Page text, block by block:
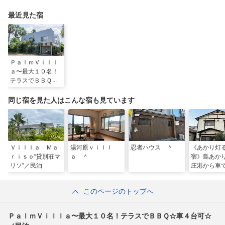
最近見た宿
ＰａｌｍＶｉｌｌ
ａ〜最大１０名！
テラスでＢＢＱ☆
同じ宿を見た人はこんな宿も見ています
Ｖｉｌｌａ Ｍａ
ｒｉｓｏ“貸別荘マ
リソ”／民泊
湯河原ｖｉｌｌ
ａ ＾
忍者ハウス ＾
《あかり灯
宿》島あか
庄港から車
このページのトップへ
ＰａｌｍＶｉｌｌａ〜最大１０名！テラスでＢＢＱ☆車４台可☆